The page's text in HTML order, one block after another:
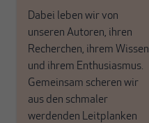
Dabei leben wir von
unseren Autoren, ihren
Recherchen, ihrem Wissen
und ihrem Enthusiasmus.
Gemeinsam scheren wir
aus den schmaler
werdenden Leitplanken